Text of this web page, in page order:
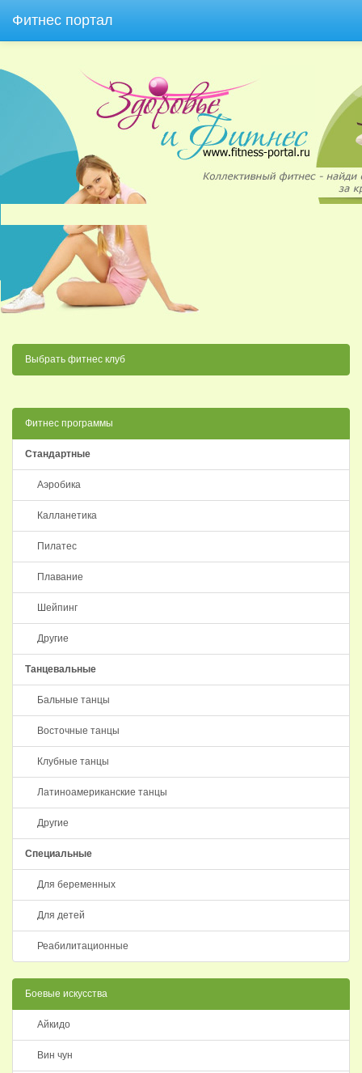
Фитнес портал
Выбрать фитнес клуб
Фитнес программы
Стандартные
Аэробика
Калланетика
Пилатес
Плавание
Шейпинг
Другие
Танцевальные
Бальные танцы
Восточные танцы
Клубные танцы
Латиноамериканские танцы
Другие
Специальные
Для беременных
Для детей
Реабилитационные
Боевые искусства
Айкидо
Вин чун